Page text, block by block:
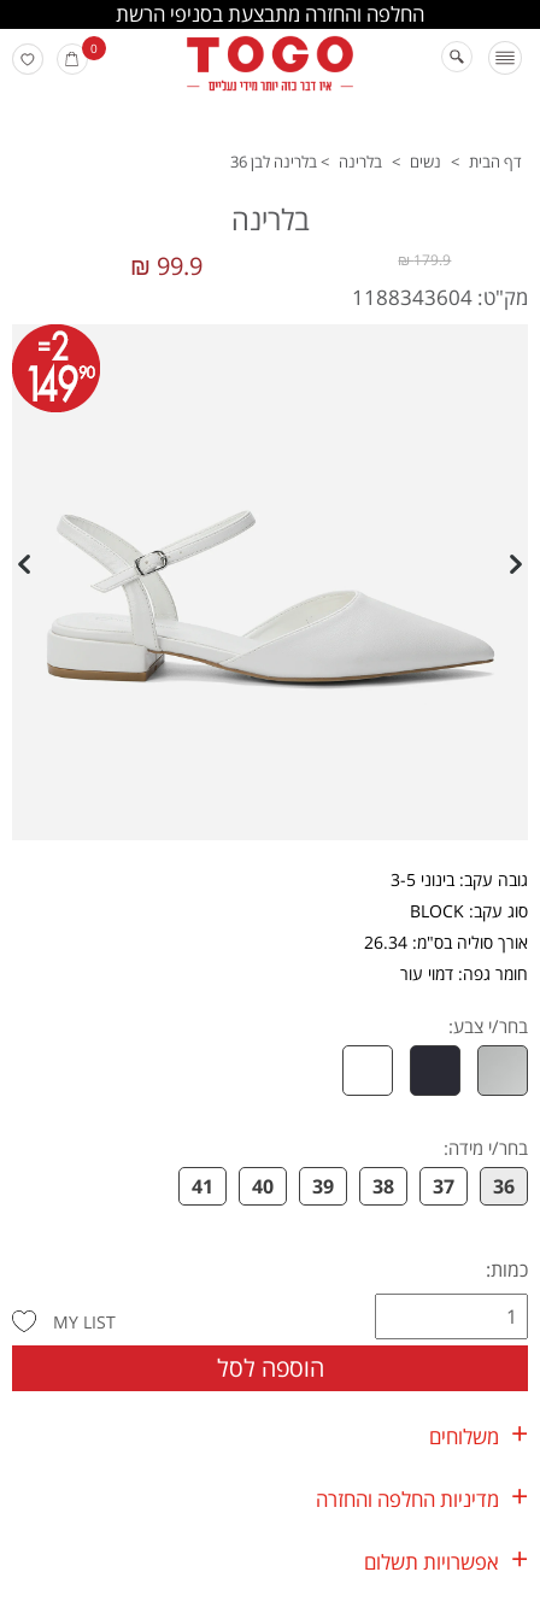
החלפה והחזרה מתבצעת בסניפי הרשת
0
דף הבית > נשים > בלרינה >בלרינה לבן 36
בלרינה
99.9 ₪ 179.9 ₪
מק"ט: 1188343604
גובה עקב: בינוני 3-5
סוג עקב: BLOCK
אורך סוליה בס"מ: 26.34
חומר גפה: דמוי עור
בחר/י צבע:
בחר/י מידה:
36
37
38
39
40
41
כמות:
הוספה לסל
MY LIST
משלוחים
מדיניות החלפה והחזרה
אפשרויות תשלום